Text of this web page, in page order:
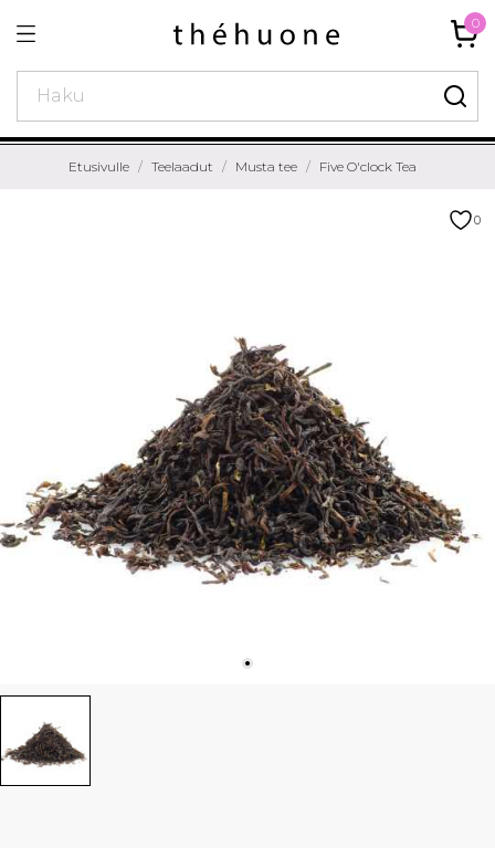
0
Etusivulle Teelaadut Musta tee Five O'clock Tea
0